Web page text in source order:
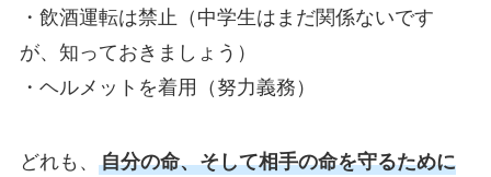
・飲酒運転は禁止（中学生はまだ関係ないです
が、知っておきましょう）
・ヘルメットを着用（努力義務）
どれも、 自分の命、そして相手の命を守るために